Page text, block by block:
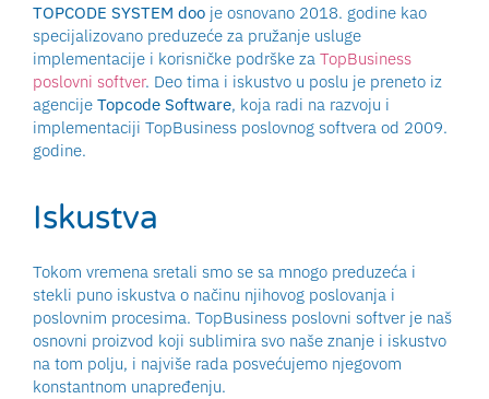
TOPCODE SYSTEM doo je osnovano 2018. godine kao
specijalizovano preduzeće za pružanje usluge
implementacije i korisničke podrške za TopBusiness
poslovni softver. Deo tima i iskustvo u poslu je preneto iz
agencije Topcode Software, koja radi na razvoju i
implementaciji TopBusiness poslovnog softvera od 2009.
godine.
Iskustva
Tokom vremena sretali smo se sa mnogo preduzeća i
stekli puno iskustva o načinu njihovog poslovanja i
poslovnim procesima. TopBusiness poslovni softver je naš
osnovni proizvod koji sublimira svo naše znanje i iskustvo
na tom polju, i najviše rada posvećujemo njegovom
konstantnom unapređenju.